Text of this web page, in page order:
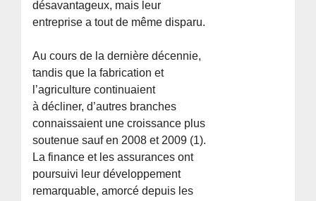
désavantageux, mais leur
entreprise a tout de même disparu.
Au cours de la dernière décennie,
tandis que la fabrication et
l’agriculture continuaient
à décliner, d’autres branches
connaissaient une croissance plus
soutenue sauf en 2008 et 2009 (1).
La finance et les assurances ont
poursuivi leur développement
remarquable, amorcé depuis les